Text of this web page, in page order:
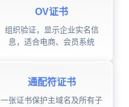
OV证书
组织验证，显示企业实名信
息，适合电商、会员系统
通配符证书
一张证书保护主域名及所有子